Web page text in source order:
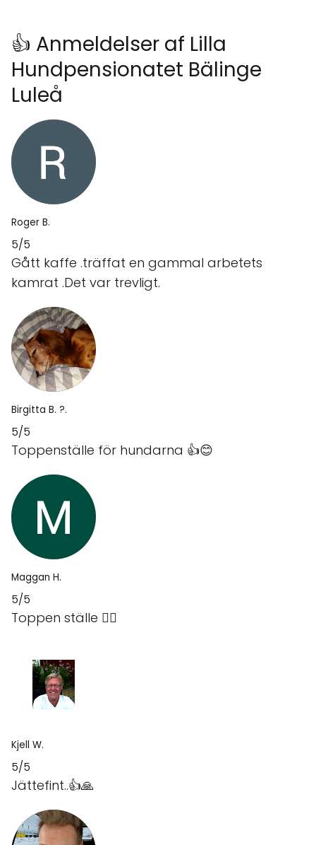
👍 Anmeldelser af Lilla
Hundpensionatet Bälinge
Luleå
Roger B.
5/5
Gått kaffe .träffat en gammal arbetets
kamrat .Det var trevligt.
Birgitta B. ?.
5/5
Toppenställe för hundarna 👍😊
Maggan H.
5/5
Toppen ställe 👍🏼
Kjell W.
5/5
Jättefint..👍🙏